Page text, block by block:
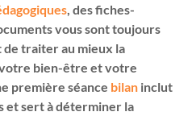
, des fiches-
vous sont toujours
traiter au mieux la
bien-être et votre
première séance bilan inclut
et sert à déterminer la